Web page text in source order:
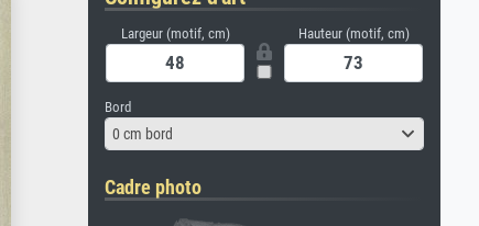
Largeur (motif, cm) Hauteur (motif, cm)
Bord
0 cm bord
Cadre photo